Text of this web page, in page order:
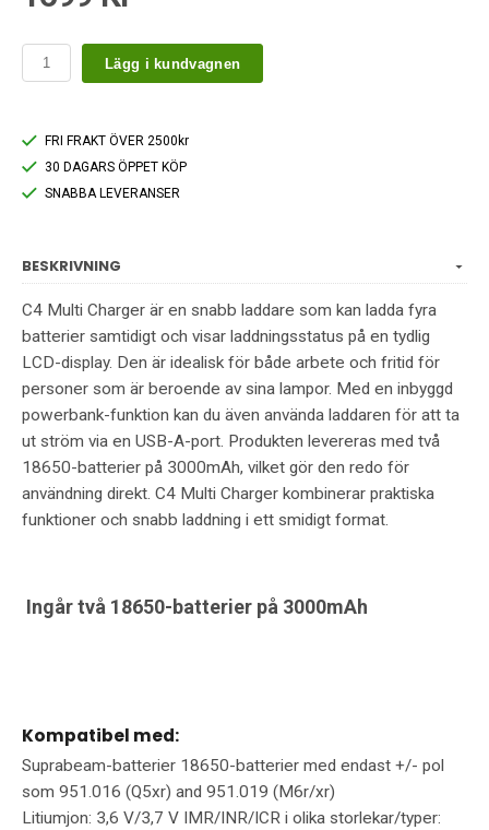
Lägg i kundvagnen
FRI FRAKT ÖVER 2500kr
30 DAGARS ÖPPET KÖP
SNABBA LEVERANSER
BESKRIVNING
C4 Multi Charger är en snabb laddare som kan ladda fyra
batterier samtidigt och visar laddningsstatus på en tydlig
LCD-display. Den är idealisk för både arbete och fritid för
personer som är beroende av sina lampor. Med en inbyggd
powerbank-funktion kan du även använda laddaren för att ta
ut ström via en USB-A-port. Produkten levereras med två
18650-batterier på 3000mAh, vilket gör den redo för
användning direkt. C4 Multi Charger kombinerar praktiska
funktioner och snabb laddning i ett smidigt format.
Ingår två 18650-batterier på 3000mAh
Kompatibel med:
Suprabeam-batterier 18650-batterier med endast +/- pol
som 951.016 (Q5xr) and 951.019 (M6r/xr)
Litiumjon: 3,6 V/3,7 V IMR/INR/ICR i olika storlekar/typer: